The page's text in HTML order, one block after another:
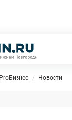
ProБизнес Новости